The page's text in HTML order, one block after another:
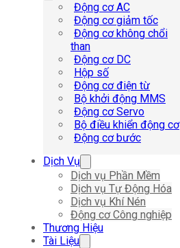
Động cơ AC
Động cơ giảm tốc
Động cơ không chổi
than
Động cơ DC
Hộp số
Động cơ điện từ
Bộ khởi động MMS
Động cơ Servo
Bộ điều khiển động cơ
Động cơ bước
Dịch Vụ
Dịch vụ Phần Mềm
Dịch vụ Tự Động Hóa
Dịch vụ Khí Nén
Động cơ Công nghiệp
Thương Hiệu
Tài Liệu